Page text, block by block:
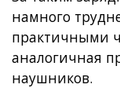
намного
практичными
аналогичная
наушников.